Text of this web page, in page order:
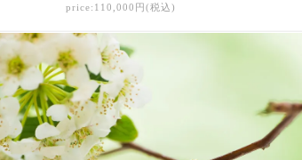
price:110,000円(税込)